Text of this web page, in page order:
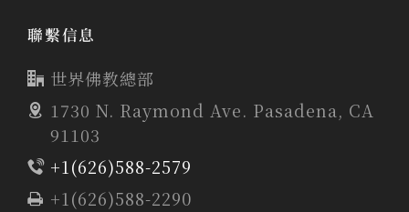
聯繫信息
世界佛教總部
1730 N. Raymond Ave. Pasadena, CA
91103
+1(626)588-2579
+1(626)588-2290